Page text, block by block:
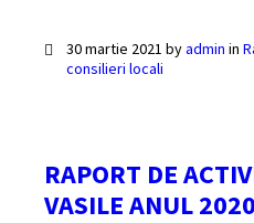
30 martie 2021 byadmin in
consilieri locali
RAPORT DE
VASILE ANUL 2020